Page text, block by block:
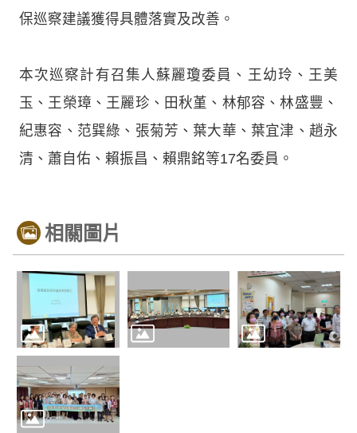
保巡察建議獲得具體落實及改善。
本次巡察計有召集人蘇麗瓊委員、王幼玲、王美
玉、王榮璋、王麗珍、田秋堇、林郁容、林盛豐、
紀惠容、范巽綠、張菊芳、葉大華、葉宜津、趙永
清、蕭自佑、賴振昌、賴鼎銘等17名委員。
相關圖片